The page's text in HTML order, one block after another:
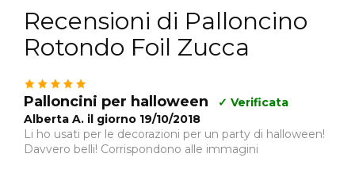
Recensioni di Palloncino
Rotondo Foil Zucca
Palloncini per halloween
✓ Verificata
Alberta A. il giorno 19/10/2018
Li ho usati per le decorazioni per un party di halloween!
Davvero belli! Corrispondono alle immagini